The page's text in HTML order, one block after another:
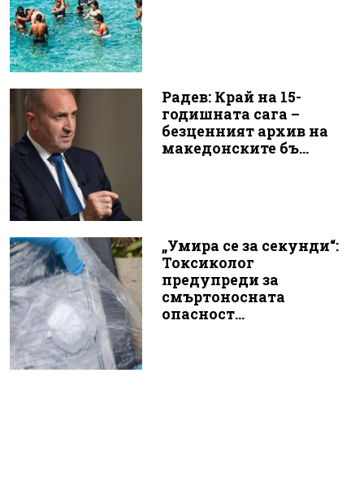
Радев: Край на 15-
годишната сага –
безценният архив на
македонските бъ...
„Умира се за секунди“:
Токсиколог
предупреди за
смъртоносната
опасност...